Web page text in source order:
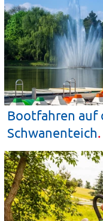
Bootfahren auf
Schwanenteich